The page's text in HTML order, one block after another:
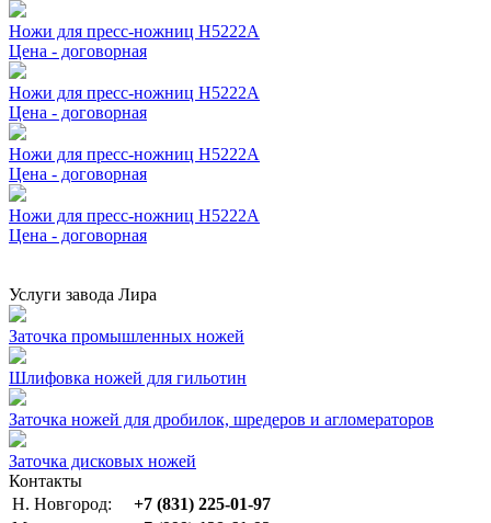
Ножи для пресс-ножниц Н5222А
Цена - договорная
Ножи для пресс-ножниц Н5222А
Цена - договорная
Ножи для пресс-ножниц Н5222А
Цена - договорная
Ножи для пресс-ножниц Н5222А
Цена - договорная
Услуги завода Лира
Заточка промышленных ножей
Шлифовка ножей для гильотин
Заточка ножей для дробилок, шредеров и агломераторов
Заточка дисковых ножей
Контакты
Н. Новгород:
+7 (831) 225-01-97